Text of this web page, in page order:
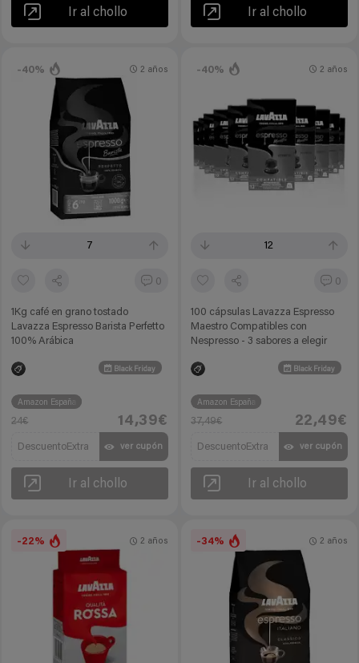
Ir al chollo Ir al chollo
-40%
7
0
1Kg café en grano tostado
Lavazza Espresso Barista Perfetto
100% Arábica
Black Friday
2 años
Amazon España
24€ 14,39€
DescuentoExtra ver cupón
Ir al chollo
-40%
12
0
100 cápsulas Lavazza Espresso
Maestro Compatibles con
Nespresso - 3 sabores a elegir
Black Friday
2 años
Amazon España
37,49€ 22,49€
DescuentoExtra ver cupón
Ir al chollo
-22% 2 años -34% 2 años